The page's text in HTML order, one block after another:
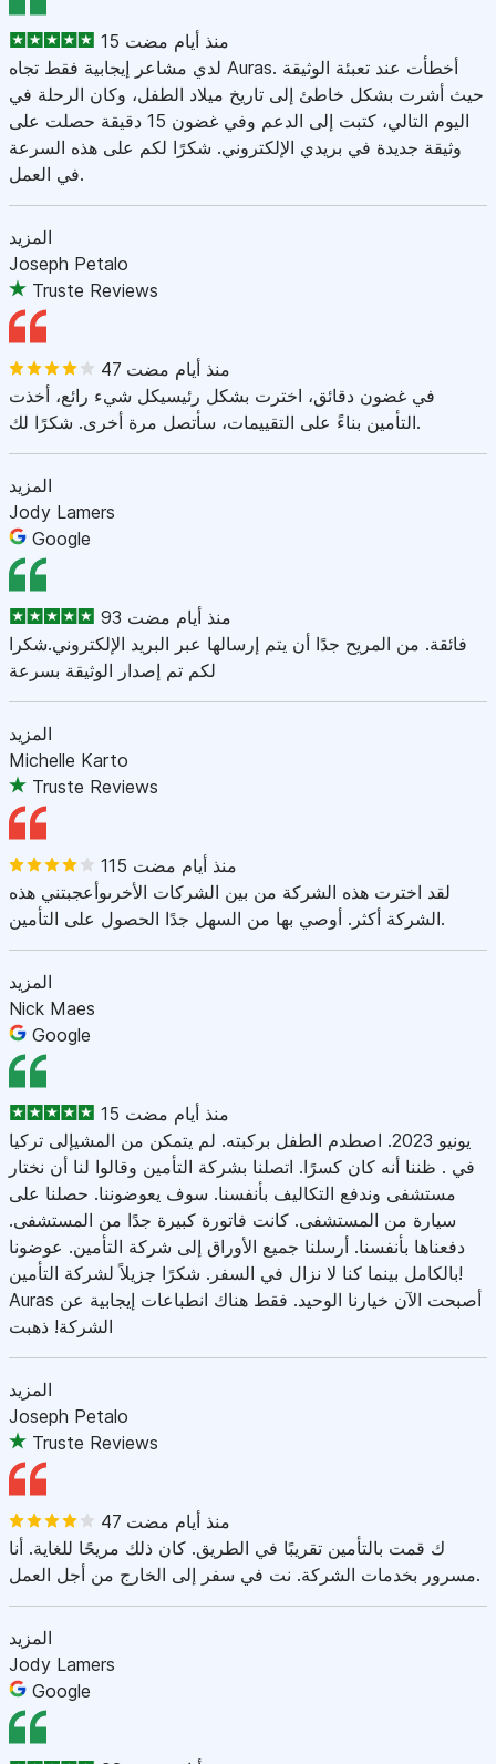
15 منذ أيام مضت
لدي مشاعر إيجابية فقط تجاه Auras. أخطأت عند تعبئة الوثيقة
حيث أشرت بشكل خاطئ إلى تاريخ ميلاد الطفل، وكان الرحلة في
اليوم التالي، كتبت إلى الدعم وفي غضون 15 دقيقة حصلت على
وثيقة جديدة في بريدي الإلكتروني. شكرًا لكم على هذه السرعة
في العمل.
المزيد
Joseph Petalo
Truste Reviews
47 منذ أيام مضت
في غضون دقائق، اخترت بشكل رئيسيكل شيء رائع، أخذت
التأمين بناءً على التقييمات، سأتصل مرة أخرى. شكرًا لك.
المزيد
Jody Lamers
Google
93 منذ أيام مضت
فائقة. من المريح جدًا أن يتم إرسالها عبر البريد الإلكتروني.شكرا
لكم تم إصدار الوثيقة بسرعة
المزيد
Michelle Karto
Truste Reviews
115 منذ أيام مضت
لقد اخترت هذه الشركة من بين الشركات الأخرىوأعجبتني هذه
الشركة أكثر. أوصي بها من السهل جدًا الحصول على التأمين.
المزيد
Nick Maes
Google
15 منذ أيام مضت
يونيو 2023. اصطدم الطفل بركبته. لم يتمكن من المشيإلى تركيا
في . ظننا أنه كان كسرًا. اتصلنا بشركة التأمين وقالوا لنا أن نختار
مستشفى وندفع التكاليف بأنفسنا. سوف يعوضوننا. حصلنا على
سيارة من المستشفى. كانت فاتورة كبيرة جدًا من المستشفى.
دفعناها بأنفسنا. أرسلنا جميع الأوراق إلى شركة التأمين. عوضونا
بالكامل بينما كنا لا نزال في السفر. شكرًا جزيلاً لشركة التأمين!
Auras أصبحت الآن خيارنا الوحيد. فقط هناك انطباعات إيجابية عن
الشركة! ذهبت
المزيد
Joseph Petalo
Truste Reviews
47 منذ أيام مضت
ك قمت بالتأمين تقريبًا في الطريق. كان ذلك مريحًا للغاية. أنا
مسرور بخدمات الشركة. نت في سفر إلى الخارج من أجل العمل.
المزيد
Jody Lamers
Google